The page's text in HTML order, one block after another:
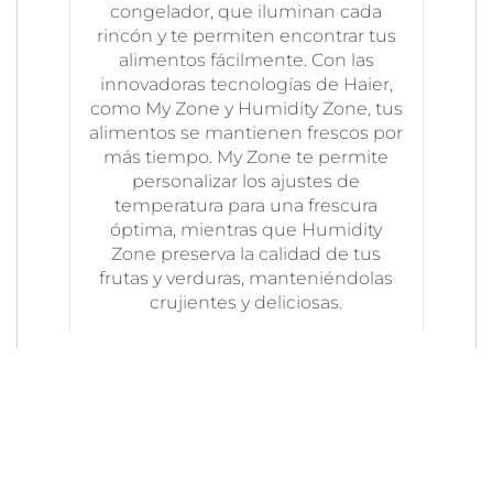
congelador, que iluminan cada
rincón y te permiten encontrar tus
alimentos fácilmente. Con las
innovadoras tecnologías de Haier,
como My Zone y Humidity Zone, tus
alimentos se mantienen frescos por
más tiempo. My Zone te permite
personalizar los ajustes de
temperatura para una frescura
óptima, mientras que Humidity
Zone preserva la calidad de tus
frutas y verduras, manteniéndolas
crujientes y deliciosas.